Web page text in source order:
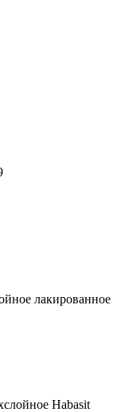
лакированное
Habasit